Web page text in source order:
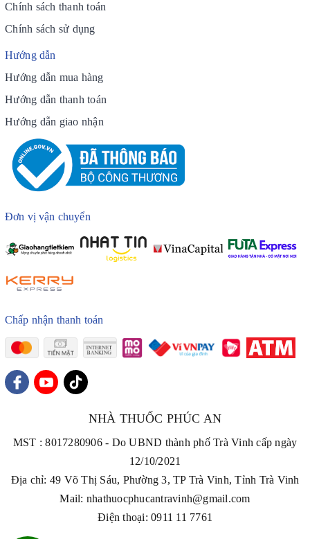
Chính sách thanh toán
Chính sách sử dụng
Hướng dẫn
Hướng dẫn mua hàng
Hướng dẫn thanh toán
Hướng dẫn giao nhận
Đơn vị vận chuyển
Chấp nhận thanh toán
NHÀ THUỐC PHÚC AN
MST : 8017280906 - Do UBND thành phố Trà Vinh cấp ngày
12/10/2021
Địa chỉ: 49 Võ Thị Sáu, Phường 3, TP Trà Vinh, Tỉnh Trà Vinh
Mail: nhathuocphucantravinh@gmail.com
Điện thoại: 0911 11 7761